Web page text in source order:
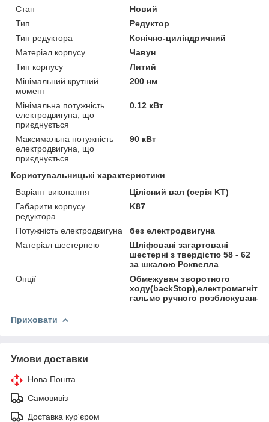
Стан
Новий
Тип
Редуктор
Тип редуктора
Конічно-циліндричний
Матеріал корпусу
Чавун
Тип корпусу
Литий
Мінімальний крутний
момент
200 нм
Мінімальна потужність
електродвигуна, що
приєднується
0.12 кВт
Максимальна потужність
електродвигуна, що
приєднується
90 кВт
Користувальницькі характеристики
Варіант виконання
Цілісний вал (серія KT)
Габарити корпусу
редуктора
K87
Потужність електродвигуна
без електродвигуна
Матеріал шестернею
Шліфовані загартовані
шестерні з твердістю 58 - 62
за шкалою Роквелла
Опції
Обмежувач зворотного
гальмо ручного
Приховати
Умови доставки
Нова Пошта
Самовивіз
Доставка кур'єром